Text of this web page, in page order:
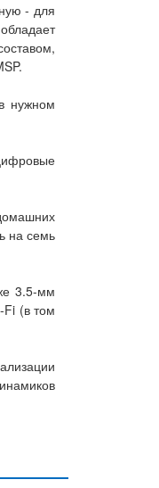
- для
нужном
на семь
3.5-мм
Fi (в том